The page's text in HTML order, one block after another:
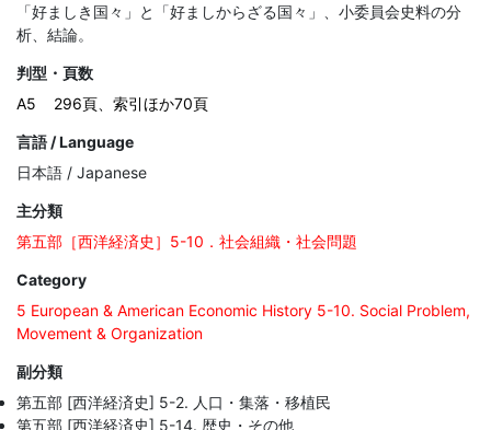
「好ましき国々」と「好ましからざる国々」、小委員会史料の分
析、結論。
判型・頁数
A5
296頁、索引ほか70頁
言語 / Language
日本語 / Japanese
主分類
第五部［西洋経済史］5-10．社会組織・社会問題
Category
5 European & American Economic History 5-10. Social Problem,
Movement & Organization
副分類
第五部 [西洋経済史] 5-2. 人口・集落・移植民
第五部 [西洋経済史] 5-14. 歴史・その他